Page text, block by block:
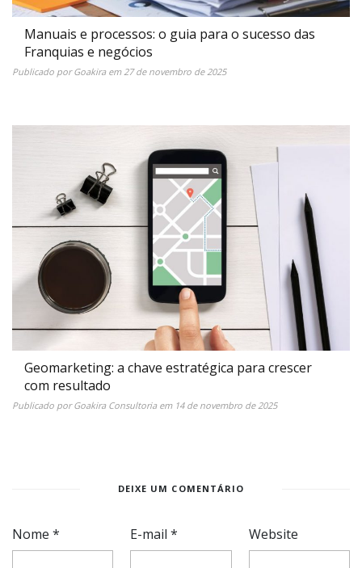
Manuais e processos: o guia para o sucesso das
Franquias e negócios
Publicado porGoakiraem27 de novembro de 2025
Geomarketing: a chave estratégica para crescer
com resultado
Publicado porGoakira Consultoriaem 14 de novembro de 2025
DEIXE UM COMENTÁRIO
Nome * E-mail* Website